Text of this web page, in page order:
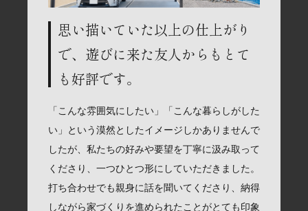
思い描いていた以上の仕上がり
で、遊びに来た友人からもとて
も好評です。
「こんな雰囲気にしたい」「こんな暮らしがした
い」という漠然としたイメージしかありませんで
したが、私たちの好みや要望を丁寧に汲み取って
くださり、一つひとつ形にしていただきました。
打ち合わせでも親身に話を聞いてくださり、納得
しながら家づくりを進められたことがとても印象